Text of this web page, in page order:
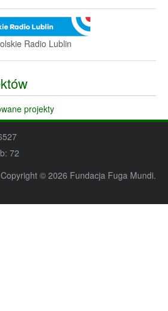
Radio Lublin
projekty
72
Copyright © 2026 Fundacja Fuga Mundi.